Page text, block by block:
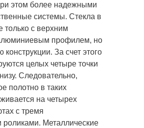
этом более надежными
системы. Стекла в
только с верхним
профилем, но
конструкции. За счет этого
целых четыре точки
Следовательно,
полотно в таких
на четырех
с тремя
роликами. Металлические